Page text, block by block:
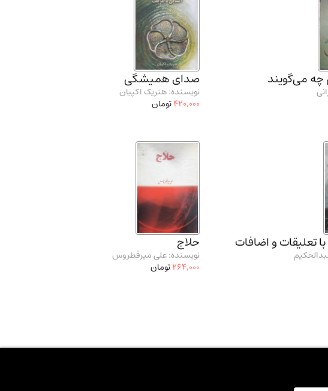
می‌گویند صدای همیشگی
نویسنده: هنریک اکپیان
420,000تومان
تعلیقات و اضافات حلاج
نویسنده: علی میرفطروس
264,000تومان